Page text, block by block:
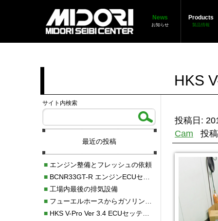
News
お知らせ
Products
製品情報
HKS
投稿日:
Cam
投
サイト内検索
最近の投稿
■エンジン整備とフレッシュの依頼
■BCNR33GT-R エンジンECUセッティング調整
■工場内最後の排気設備
■フューエルホースからガソリン漏れ
■HKS V-Pro Ver 3.4 ECUセッティング